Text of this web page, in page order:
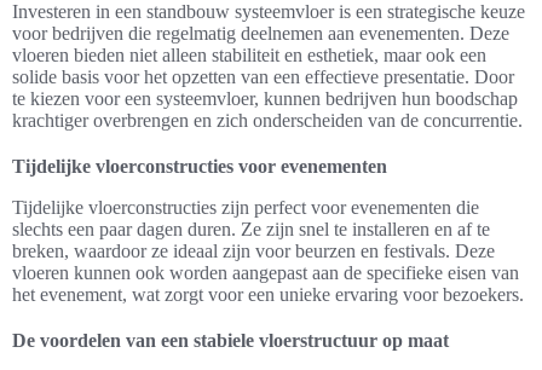
Investeren in een standbouw systeemvloer is een strategische keuze
voor bedrijven die regelmatig deelnemen aan evenementen. Deze
vloeren bieden niet alleen stabiliteit en esthetiek, maar ook een
solide basis voor het opzetten van een effectieve presentatie. Door
te kiezen voor een systeemvloer, kunnen bedrijven hun boodschap
krachtiger overbrengen en zich onderscheiden van de concurrentie.
Tijdelijke vloerconstructies voor evenementen
Tijdelijke vloerconstructies zijn perfect voor evenementen die
slechts een paar dagen duren. Ze zijn snel te installeren en af te
breken, waardoor ze ideaal zijn voor beurzen en festivals. Deze
vloeren kunnen ook worden aangepast aan de specifieke eisen van
het evenement, wat zorgt voor een unieke ervaring voor bezoekers.
De voordelen van een stabiele vloerstructuur op maat